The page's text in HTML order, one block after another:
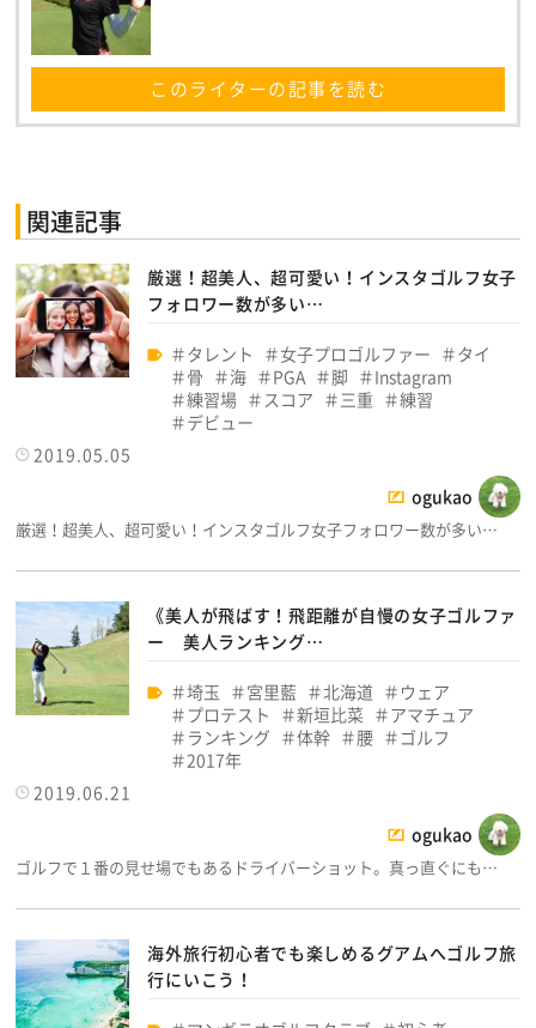
このライターの記事を読む
関連記事
厳選！超美人、超可愛い！インスタゴルフ女子
フォロワー数が多い…
タレント 女子プロゴルファー
タイ
骨
海 PGA 脚
Instagram
練習場
スコア 三重
練習
デビュー
2019.05.05
ogukao
厳選！超美人、超可愛い！インスタゴルフ女子フォロワー数が多い…
《美人が飛ばす！飛距離が自慢の女子ゴルファ
ー 美人ランキング…
埼玉 宮里藍 北海道
ウェア
プロテスト
新垣比菜
アマチュア
ランキング
体幹 腰
ゴルフ
2017年
2019.06.21
ogukao
ゴルフで１番の見せ場でもあるドライバーショット。真っ直ぐにも…
海外旅行初心者でも楽しめるグアムへゴルフ旅
行にいこう！